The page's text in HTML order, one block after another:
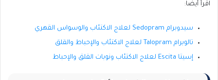
اقرأ أيضًا:
سيدوبرام Sedopram لعلاج الاكتئاب والوسواس القهري
تالوبرام Talopram لعلاج الاكتئاب والإحباط والقلق
إسيتا Escita لعلاج الاكتئاب ونوبات القلق والإحباط